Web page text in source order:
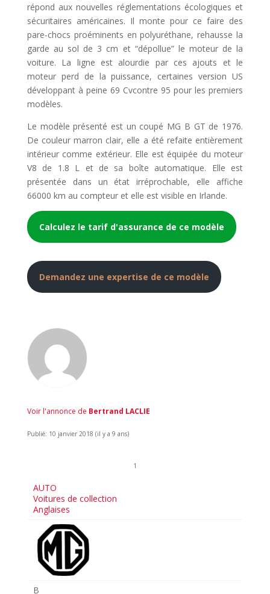
répond aux nouvelles réglementations écologiques et
sécuritaires américaines. Il monte pour ce faire des
pare-chocs proéminents en polyuréthane, rehausse la
garde au sol de 3 cm et “dépollue” le moteur de la
voiture. La ligne est alourdie par ces ajouts et le
moteur perd de la puissance, certaines version US
développant à peine 69 Cvcontre 95 pour les premiers
modèles.
Le modèle présenté est un coupé MG B GT de 1976.
De couleur marron clair, elle a été refaite entièrement
intérieur comme extérieur. Elle est équipée du moteur
V8 de 1.8 L et de sa boîte automatique. Elle est
présentée dans un état irréprochable, elle affiche
66000 km au compteur et elle est visible en Irlande.
Calculez le tarif d'assurance de ce modèle
Demandez une expertise de ce modèle
Voir l'annonce de Bertrand LACLIE
Publié: 10 janvier 2018 (il y a 9 ans)
1
AUTO
Voitures de collection
Anglaises
B